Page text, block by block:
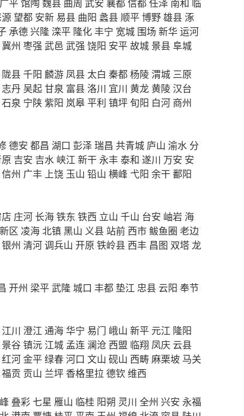
望都 安新易县 曲阳 蠡县 顺平博野雄县涿
承德兴隆 滦平 隆化丰宁 宽城 围场 新华运河
冀州 枣强 武邑 武强 饶阳 安平故城 景县阜城
陇县千阳 麟游 凤县 太白 秦都杨陵渭城 三原
志丹吴起甘泉 富县洛川 宜川 黄龙黄陵汉台
石泉 宁陕紫阳 岚皋平利 镇坪旬阳 白河 商州
德安 都昌 湖口 彭泽瑞昌 共青城 庐山 渝水 分
吉安 吉水 峡江 新干 永丰泰和 遂川 万安 安
信州 广丰 上饶 玉山 铅山 横峰 弋阳 余干鄱阳
庄河 长海铁东 铁西 立山 千山 台安 岫岩 海
区 凌海北镇黑山 义县 站前 西市 鲅鱼圈 老边
银州 清河调兵山 开原 铁岭县 西丰 昌图 双塔龙
开州 梁平武隆城口 丰都 垫江 忠县 云阳 奉节
江川 澄江 通海华宁 易门 峨山 新平 元江 隆阳
景谷镇沅 江城 孟连 澜沧 西盟 临翔 凤庆 云县
红河金平绿春河口 文山 砚山 西畴麻栗坡 马关
福贡 贡山 兰坪 香格里拉 德钦维西
叠彩七星 雁山 临桂 阳朔 灵川 全州 兴安 永福